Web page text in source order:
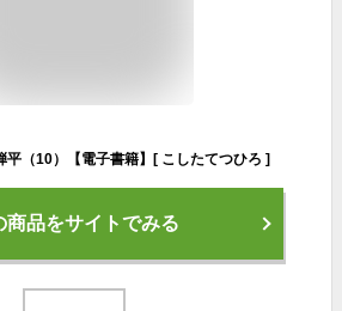
（10）【電子書籍】[ こしたてつひろ ]
商品をサイトでみる